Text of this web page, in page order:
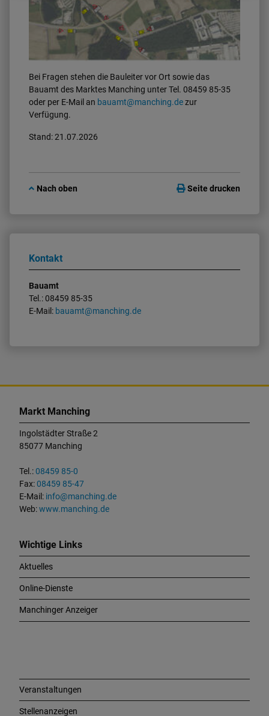
Kontakt
Bauamt
Tel.: 08459 85-35
E-Mail: bauamt@manching.de
Bei Fragen stehen die Bauleiter vor Ort sowie das
Bauamt des Marktes Manching unter Tel. 08459 85-35
oder per E-Mail an bauamt@manching.dezur
Verfügung.
Stand: 21.07.2026
Nach oben Seite drucken
Markt Manching
Ingolstädter Straße 2
85077 Manching
Tel.:08459 85-0
Fax:08459 85-47
E-Mail: info@manching.de
Web:www.manching.de
Wichtige Links
Aktuelles
Online-Dienste
Manchinger Anzeiger
Veranstaltungen
Stellenanzeigen